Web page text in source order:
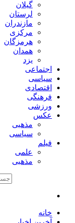
گیلان
لرستان
مازندران
مرکزی
هرمزگان
همدان
یزد
اجتماعی
سیاسی
اقتصادی
فرهنگی
ورزشی
عکس
مذهبی
سیاسی
فیلم
علمی
مذهبی
خانه